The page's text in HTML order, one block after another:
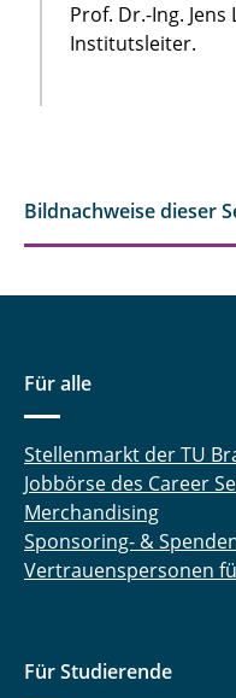
Prof. Dr.-Ing.
Institutsleiter.
Bildnachweise dieser
Für alle
Stellenmarkt der TU
Jobbörse des Career
Merchandising
Sponsoring- &
Vertrauenspersonen
Für Studierende